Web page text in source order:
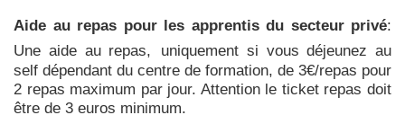
Aide au repas pour les apprentis du secteur privé:
Une aide au repas,
uniquement si vous déjeunez au
self dépendant du centre de formation, de 3€/repas pour
2 repas maximum par jour. Attention le ticket repas doit
être de 3 euros minimum.